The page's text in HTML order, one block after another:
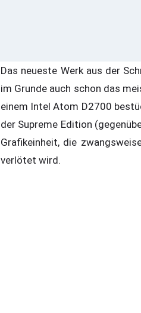
Das neueste Werk aus der
im Grunde auch schon das
einem Intel Atom D2700
der Supreme Edition
Grafikeinheit, die
verlötet wird.